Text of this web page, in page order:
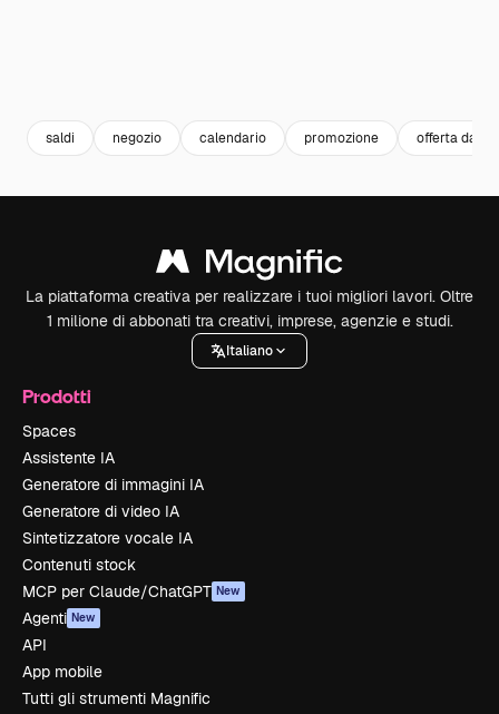
saldi negozio calendario promozione offerta da
La piattaforma creativa per realizzare i tuoi migliori lavori. Oltre
1 milione di abbonati tra creativi, imprese, agenzie e studi.
Italiano
Prodotti
Spaces
Assistente IA
Generatore di immagini IA
Generatore di video IA
Sintetizzatore vocale IA
Contenuti stock
MCP per Claude/ChatGPT New
Agenti New
API
App mobile
Tutti gli strumenti Magnific